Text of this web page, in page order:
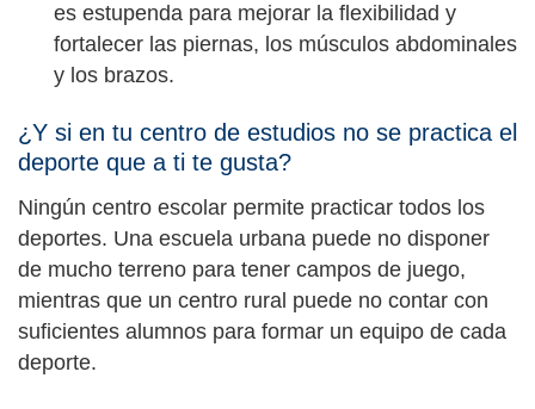
es estupenda para mejorar la flexibilidad y
fortalecer las piernas, los músculos abdominales
y los brazos.
¿Y si en tu centro de estudios no se practica el
deporte que a ti te gusta?
Ningún centro escolar permite practicar todos los
deportes. Una escuela urbana puede no disponer
de mucho terreno para tener campos de juego,
mientras que un centro rural puede no contar con
suficientes alumnos para formar un equipo de cada
deporte.